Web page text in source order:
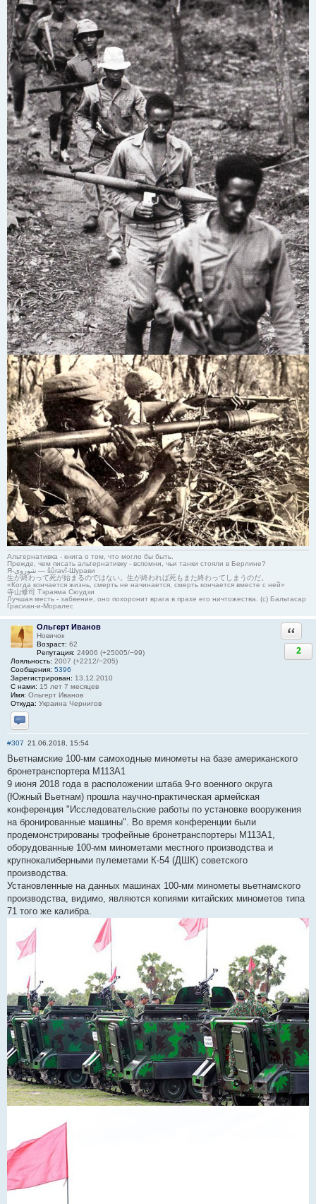
Альтернативка - книга о том, что могло бы быть.
Прежде, чем писать альтернативку - вспомни, чьи танки стояли в Берлине?
Я-شوروی — šûravî-Шурави
生が終わって死が始まるのではない。生が終われば死もまた終わってしまうのだ。
«Когда кончается жизнь, смерть не начинается, смерть кончается вместе с ней»
寺山修司 Тэраяма Сюудзи
Лучшая месть - забвение, оно похоронит врага в прахе его ничтожества. (с) Бальтасар
Грасиан-и-Моралес
Ольгерт Иванов
Новичок
Возраст: 62
Репутация: 24906 (+25005/−99)
Лояльность: 2007 (+2212/−205)
Сообщения: 5396
Зарегистрирован: 13.12.2010
С нами: 15 лет 7 месяцев
Имя: Ольгерт Иванов
Откуда: Украина Чернигов
Отправить личное сообщение
2
#307 21.06.2018, 15:54
Вьетнамские 100-мм самоходные минометы на базе американского
бронетранспортера М113А1
9 июня 2018 года в расположении штаба 9-го военного округа
(Южный Вьетнам) прошла научно-практическая армейская
конференция "Исследовательские работы по установке вооружения
на бронированные машины". Во время конференции были
продемонстрированы трофейные бронетранспортеры М113А1,
оборудованные 100-мм минометами местного производства и
крупнокалиберными пулеметами К-54 (ДШК) советского
производства.
Установленные на данных машинах 100-мм минометы вьетнамского
производства, видимо, являются копиями китайских минометов типа
71 того же калибра.